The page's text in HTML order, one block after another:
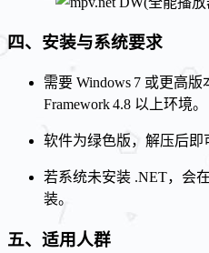
四、安装与系统要求
需要 Windows 7 或更高
Framework 4.8 以上环境。
软件为绿色版，解压后即
若系统未安装 .NET，会
装。
五、适用人群